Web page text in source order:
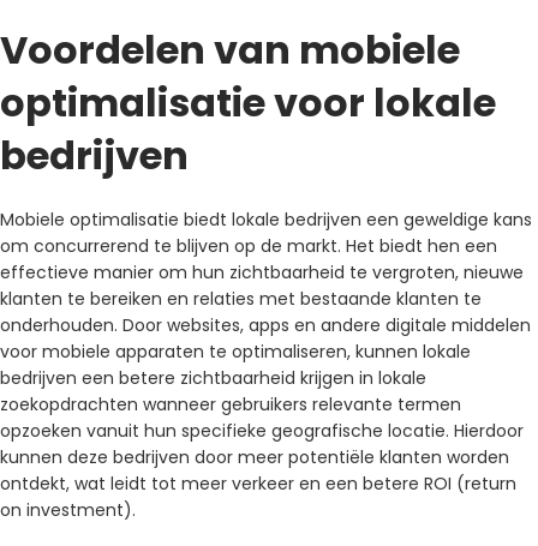
Voordelen van mobiele
optimalisatie voor lokale
bedrijven
Mobiele optimalisatie biedt lokale bedrijven een geweldige kans
om concurrerend te blijven op de markt. Het biedt hen een
effectieve manier om hun zichtbaarheid te vergroten, nieuwe
klanten te bereiken en relaties met bestaande klanten te
onderhouden. Door websites, apps en andere digitale middelen
voor mobiele apparaten te optimaliseren, kunnen lokale
bedrijven een betere zichtbaarheid krijgen in lokale
zoekopdrachten wanneer gebruikers relevante termen
opzoeken vanuit hun specifieke geografische locatie. Hierdoor
kunnen deze bedrijven door meer potentiële klanten worden
ontdekt, wat leidt tot meer verkeer en een betere ROI (return
on investment).